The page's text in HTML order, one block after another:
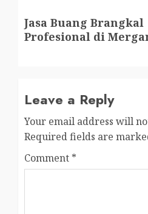
post:
Jasa Buang Brangkal
Profesional di
Leave a Reply
Your email address will
Required fields are
Comment *